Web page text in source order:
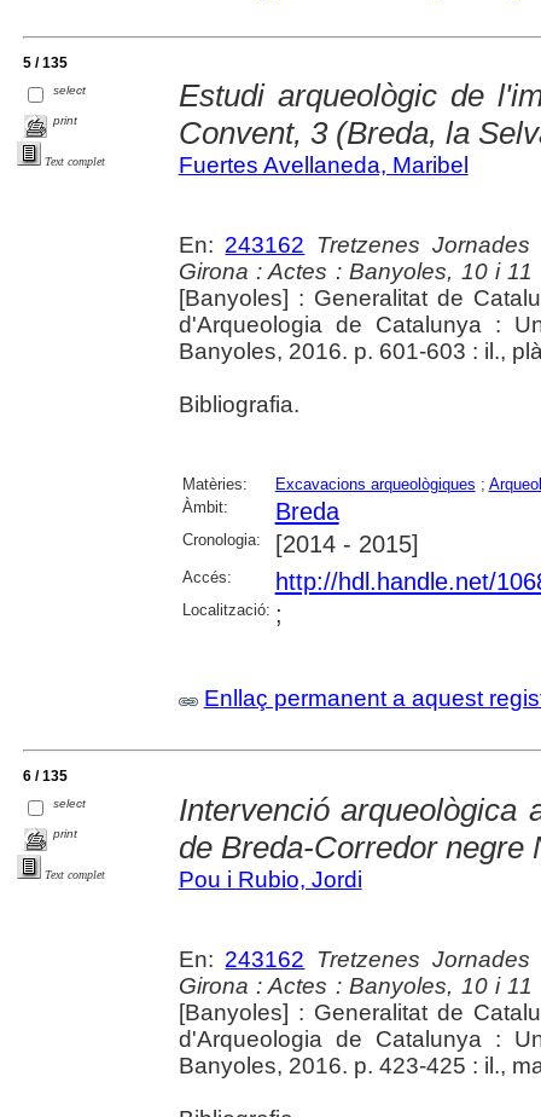
5 / 135
select
print
Text complet
Estudi arqueològic de
Convent, 3 (Breda, la
Fuertes Avellaneda, Maribel
En: 243162 Tretzenes
Girona : Actes : Banyoles, 10 i
[Banyoles] : Generalitat de
d'Arqueologia de Catalunya :
Banyoles, 2016. p. 601-603 : il.,
Bibliografia.
Matèries: Excavacions arqueològiques ;
Àmbit:
Breda
Cronologia: [2014 - 2015]
Accés: http://hdl.handle.net/
Localització: ;
Enllaç permanent a aquest
6 / 135
select
print
Text complet
Intervenció arqueològica
de Breda-Corredor negre
Pou i Rubio, Jordi
En: 243162 Tretzenes
Girona : Actes : Banyoles, 10 i
[Banyoles] : Generalitat de
d'Arqueologia de Catalunya :
Banyoles, 2016. p. 423-425 : il.,